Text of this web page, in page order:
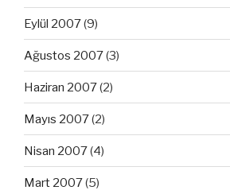
Eylül 2007(9)
Ağustos 2007(3)
Haziran 2007(2)
Mayıs 2007(2)
Nisan 2007(4)
Mart 2007(5)